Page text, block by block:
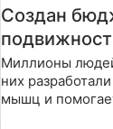
Создан
Миллионы
них
мышц и